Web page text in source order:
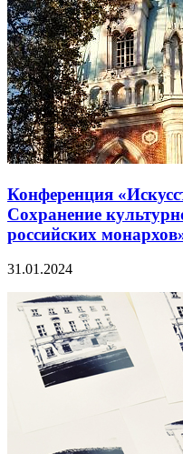
Конференция
Сохранение
российских
31.01.2024